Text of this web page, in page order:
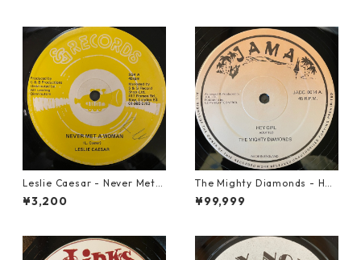
Leslie Caesar - Never Met A
Woman【12-50067】
¥3,200
The Mighty Diamonds - Hey
Girl【12-50053】
¥99,999